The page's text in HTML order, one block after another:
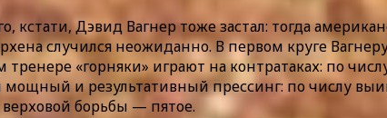
кстати, Дэвид Вагнер тоже застал: тогда
случился неожиданно. В первом круге
«горняки» играют на контратаках: по
мощный и результативный прессинг: по числу
борьбы — пятое.